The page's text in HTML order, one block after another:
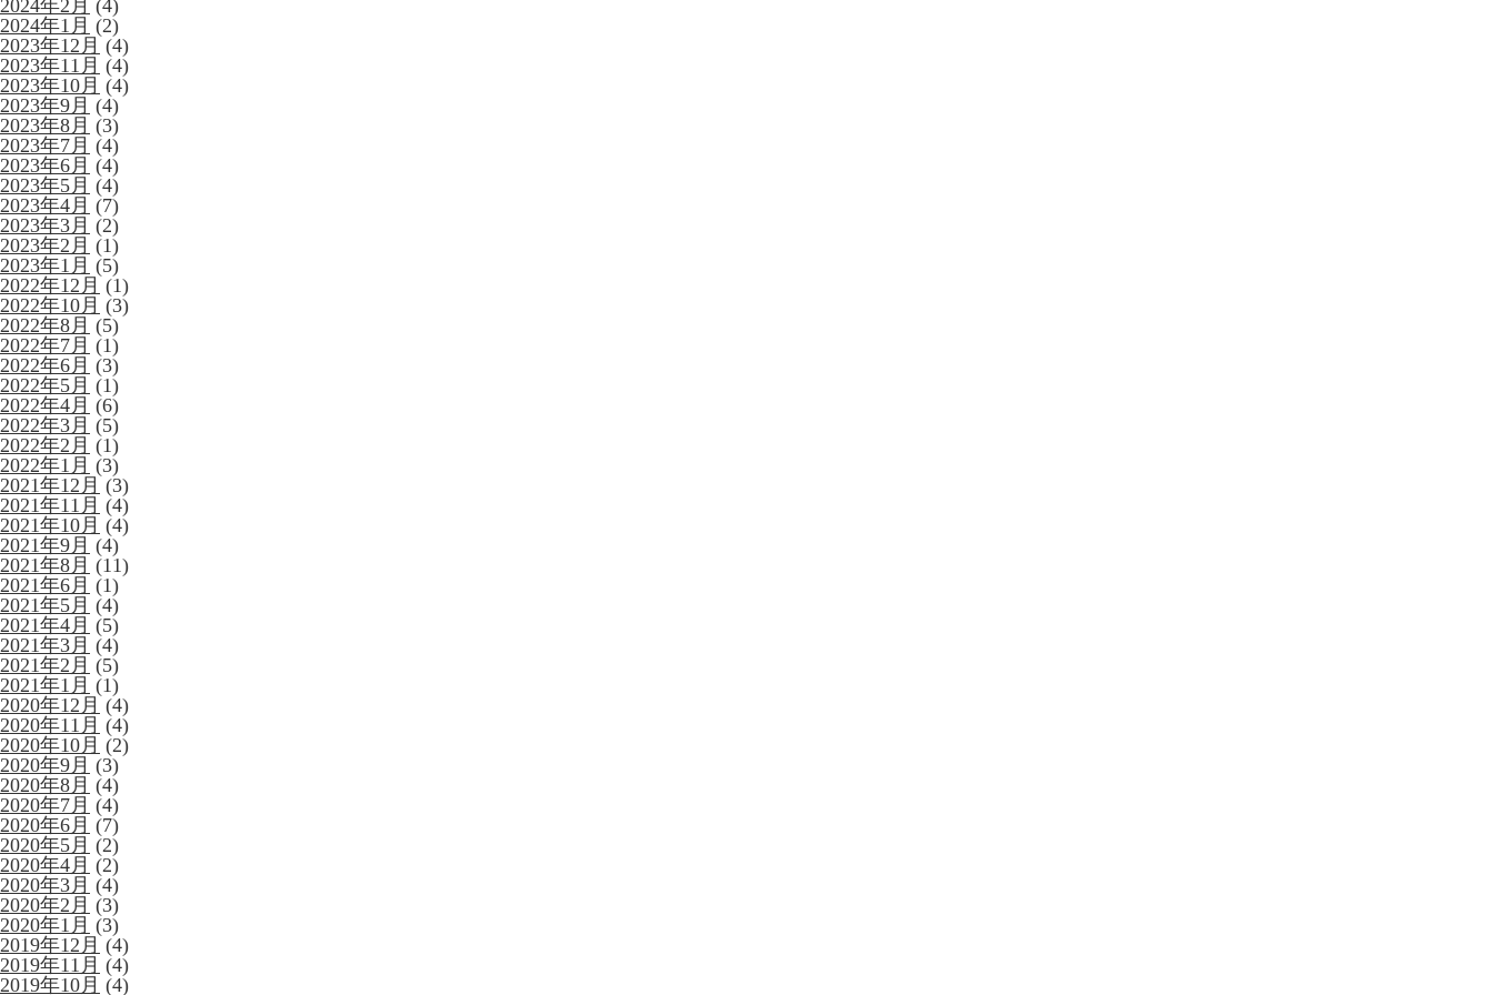
2024年2月 (4)
2024年1月 (2)
2023年12月 (4)
2023年11月 (4)
2023年10月 (4)
2023年9月 (4)
2023年8月 (3)
2023年7月 (4)
2023年6月 (4)
2023年5月 (4)
2023年4月 (7)
2023年3月 (2)
2023年2月 (1)
2023年1月 (5)
2022年12月 (1)
2022年10月 (3)
2022年8月 (5)
2022年7月 (1)
2022年6月 (3)
2022年5月 (1)
2022年4月 (6)
2022年3月 (5)
2022年2月 (1)
2022年1月 (3)
2021年12月 (3)
2021年11月 (4)
2021年10月 (4)
2021年9月 (4)
2021年8月 (11)
2021年6月 (1)
2021年5月 (4)
2021年4月 (5)
2021年3月 (4)
2021年2月 (5)
2021年1月 (1)
2020年12月 (4)
2020年11月 (4)
2020年10月 (2)
2020年9月 (3)
2020年8月 (4)
2020年7月 (4)
2020年6月 (7)
2020年5月 (2)
2020年4月 (2)
2020年3月 (4)
2020年2月 (3)
2020年1月 (3)
2019年12月 (4)
2019年11月 (4)
2019年10月 (4)